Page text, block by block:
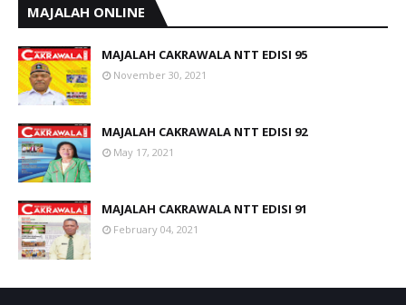
MAJALAH ONLINE
MAJALAH CAKRAWALA NTT EDISI 95
November 30, 2021
MAJALAH CAKRAWALA NTT EDISI 92
May 17, 2021
MAJALAH CAKRAWALA NTT EDISI 91
February 04, 2021